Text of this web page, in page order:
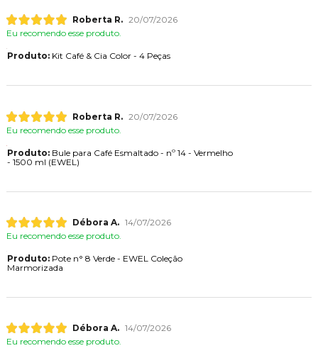
Roberta R. 20/07/2026
Eu recomendo esse produto.
Produto:Kit Café & Cia Color - 4 Peças
Roberta R. 20/07/2026
Eu recomendo esse produto.
Produto:Bule para Café Esmaltado - nº 14 - Vermelho
- 1500 ml (EWEL)
Débora A. 14/07/2026
Eu recomendo esse produto.
Produto:Pote n° 8 Verde - EWEL Coleção
Marmorizada
Débora A. 14/07/2026
Eu recomendo esse produto.